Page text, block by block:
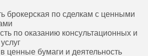
брокерская по сделкам с ценными
по оказанию консультационных и
ценные бумаги и деятельность